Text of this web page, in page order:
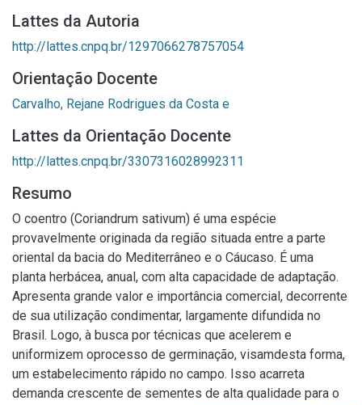
Lattes da Autoria
http://lattes.cnpq.br/1297066278757054
Orientação Docente
Carvalho, Rejane Rodrigues da Costa e
Lattes da Orientação Docente
http://lattes.cnpq.br/3307316028992311
Resumo
O coentro (Coriandrum sativum) é uma espécie
provavelmente originada da região situada entre a parte
oriental da bacia do Mediterrâneo e o Cáucaso. É uma
planta herbácea, anual, com alta capacidade de adaptação.
Apresenta grande valor e importância comercial, decorrente
de sua utilização condimentar, largamente difundida no
Brasil. Logo, à busca por técnicas que acelerem e
uniformizem oprocesso de germinação, visamdesta forma,
um estabelecimento rápido no campo. Isso acarreta
demanda crescente de sementes de alta qualidade para o